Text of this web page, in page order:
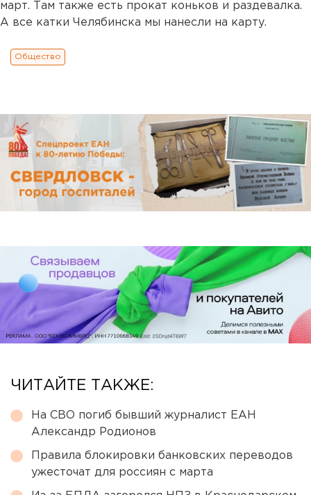
март. Там также есть прокат коньков и раздевалка.
А все катки Челябинска мы нанесли на карту.
Общество
ЧИТАЙТЕ ТАКЖЕ:
На СВО погиб бывший журналист ЕАН
Александр Родионов
Правила блокировки банковских переводов
ужесточат для россиян с марта